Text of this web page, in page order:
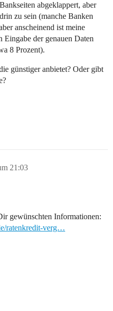
abgeklappert, aber
zu sein (manche Banken
anscheinend ist meine
der genauen Daten
8 Prozent).
günstiger anbietet? Oder gibt
21:03
gewünschten Informationen:
ratenkredit-verg…